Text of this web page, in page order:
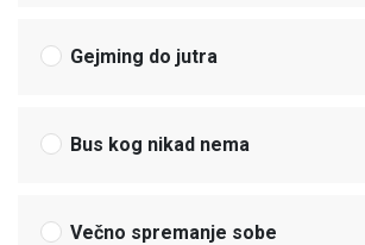
Gejming do jutra
Bus kog nikad nema
Večno spremanje sobe